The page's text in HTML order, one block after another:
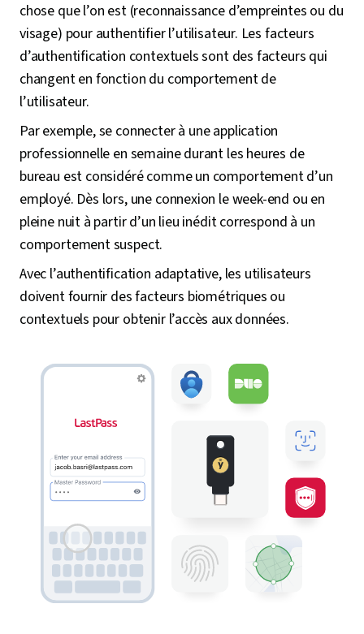
chose que l’on est (reconnaissance d’empreintes ou du
visage) pour authentifier l’utilisateur. Les facteurs
d’authentification contextuels sont des facteurs qui
changent en fonction du comportement de
l’utilisateur.
Par exemple, se connecter à une application
professionnelle en semaine durant les heures de
bureau est considéré comme un comportement d’un
employé. Dès lors, une connexion le week-end ou en
pleine nuit à partir d’un lieu inédit correspond à un
comportement suspect.
Avec l’authentification adaptative, les utilisateurs
doivent fournir des facteurs biométriques ou
contextuels pour obtenir l’accès aux données.